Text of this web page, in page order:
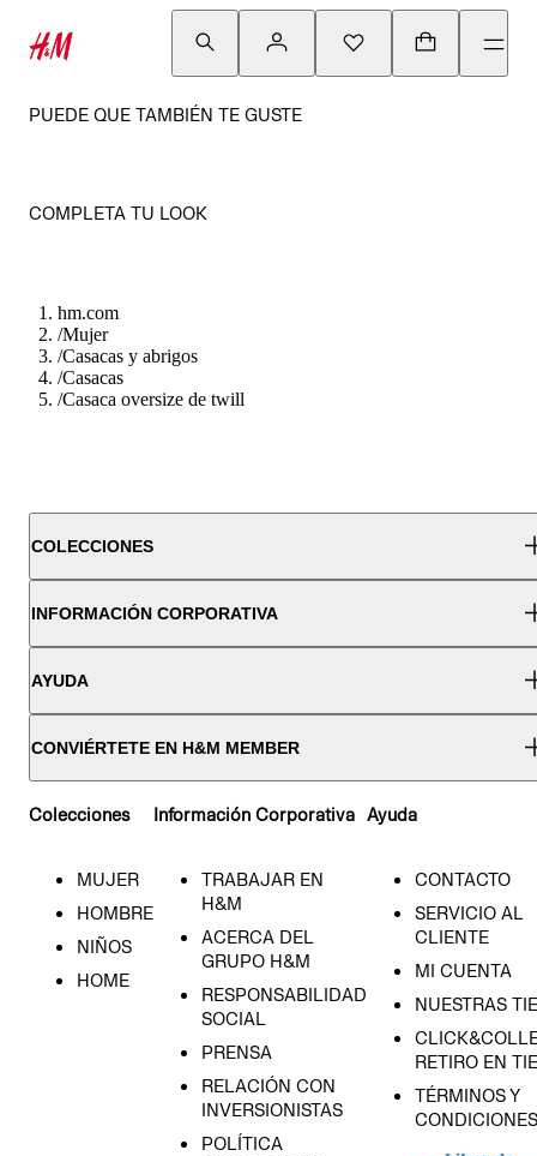
PUEDE QUE TAMBIÉN TE GUSTE
COMPLETA TU LOOK
hm.com
/Mujer
/Casacas y abrigos
/Casacas
/Casaca oversize de twill
COLECCIONES
INFORMACIÓN CORPORATIVA
AYUDA
CONVIÉRTETE EN H&M MEMBER
Colecciones
MUJER
HOMBRE
NIÑOS
HOME
Información Corporativa
TRABAJAR EN
H&M
ACERCA DEL
GRUPO H&M
RESPONSABILIDAD
SOCIAL
PRENSA
RELACIÓN CON
INVERSIONISTAS
POLÍTICA
Ayuda
CONTACTO
SERVICIO AL
CLIENTE
MI CUENTA
NUESTRAS
RETIRO EN
TÉRMINOS Y
CONDICIONES